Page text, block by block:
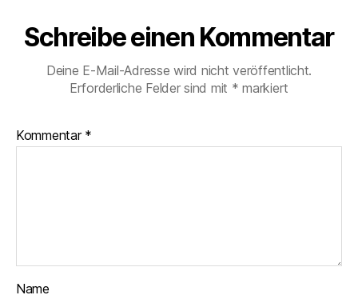
Schreibe einen Kommentar
Deine E-Mail-Adresse wird nicht veröffentlicht.
Erforderliche Felder sind mit * markiert
Kommentar *
Name